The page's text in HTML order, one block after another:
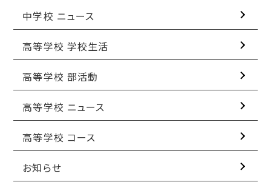
中学校 ニュース
高等学校 学校生活
高等学校 部活動
高等学校 ニュース
高等学校 コース
お知らせ